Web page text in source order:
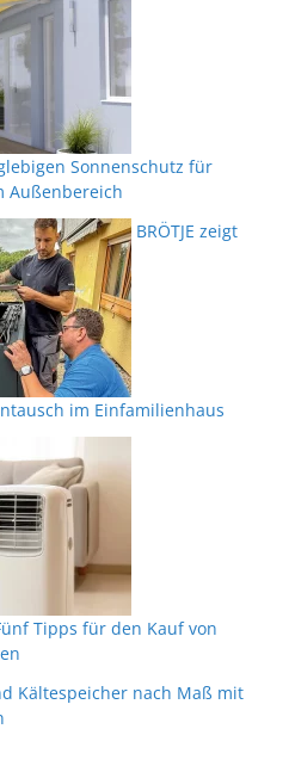
Sonnenschutz für
Außenbereich
BRÖTJE zeigt
im Einfamilienhaus
Tipps für den Kauf von
Kältespeicher nach Maß mit